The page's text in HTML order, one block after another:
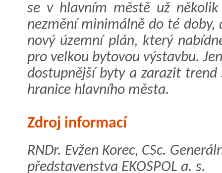
se v hlavním městě už
nezmění minimálně do té doby,
nový územní plán, který
pro velkou bytovou výstavbu.
dostupnější byty a zarazit
hranice hlavního města.
Zdroj informací
RNDr. Evžen Korec, CSc.
představenstva EKOSPOL a. s.